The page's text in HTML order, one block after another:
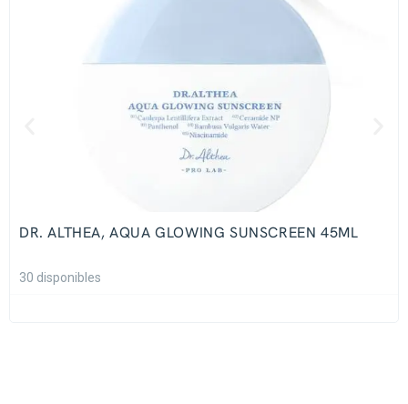
DR. ALTHEA, AQUA GLOWING SUNSCREEN 45ML
30 disponibles